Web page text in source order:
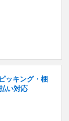
ッキング・梱
い対応